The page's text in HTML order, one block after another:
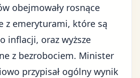
obejmowały rosnące
z emeryturami, które są
inflacji, oraz wyższe
z bezrobociem. Minister
przypisał ogólny wynik